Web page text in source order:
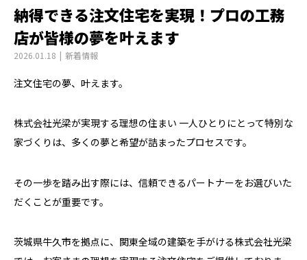
納得できる注文住宅を実現！プロの工務
店が皆様の夢を叶えます
2026.01.18 新着情報
注文住宅の夢、叶えます。
株式会社光梁が実現する理想の住まい 一人ひとりにとって特別な
家づくりは、多くの夢と希望が詰まったプロセスです。
その一歩を踏み出す際には、信頼できるパートナーをお選びいた
だくことが重要です。
茨城県牛久市を拠点に、関東全域の建築を手がける株式会社光梁